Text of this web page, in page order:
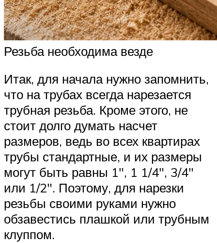
Резьба необходима везде
Итак, для начала нужно запомнить,
что на трубах всегда нарезается
трубная резьба. Кроме этого, не
стоит долго думать насчет
размеров, ведь во всех квартирах
трубы стандартные, и их размеры
могут быть равны 1″, 1 1/4″, 3/4″
или 1/2″. Поэтому, для нарезки
резьбы своими руками нужно
обзавестись плашкой или трубным
клуппом.